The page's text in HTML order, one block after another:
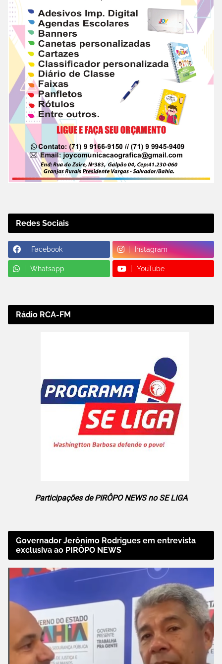
Redes Sociais
Facebook Instagram
Whatsapp YouTube
Rádio RCA-FM
Participações de PIRÔPO NEWS no SE LIGA
Governador Jerônimo Rodrigues em entrevista
exclusiva ao PIRÔPO NEWS